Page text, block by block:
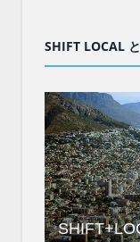
SHIFT LOCAL